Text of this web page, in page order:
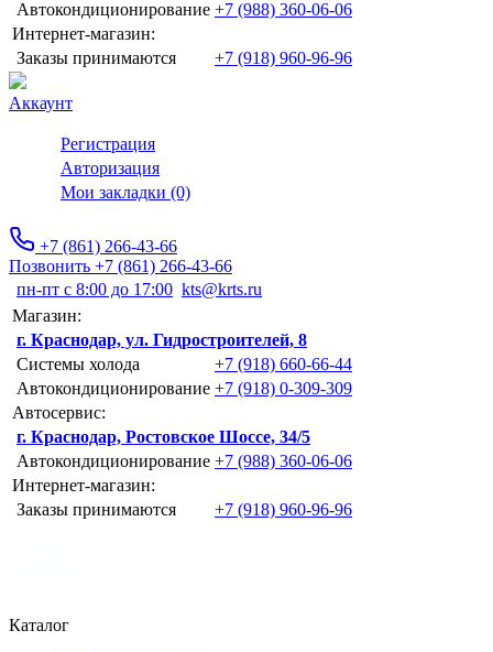
Автокондиционирование +7 (988) 360-06-06
Интернет-магазин:
Заказы принимаются
+7 (918) 960-96-96
Аккаунт
Регистрация
Авторизация
Мои закладки (0)
+7 (861) 266-43-66
Позвонить +7 (861) 266-43-66
пн-пт с 8:00 до 17:00 kts@krts.ru
Магазин:
г. Краснодар, ул. Гидростроителей, 8
Системы холода
+7 (918) 660-66-44
Автокондиционирование +7 (918) 0-309-309
Автосервис:
г. Краснодар, Ростовское Шоссе, 34/5
Автокондиционирование +7 (988) 360-06-06
Интернет-магазин:
Заказы принимаются
+7 (918) 960-96-96
Каталог